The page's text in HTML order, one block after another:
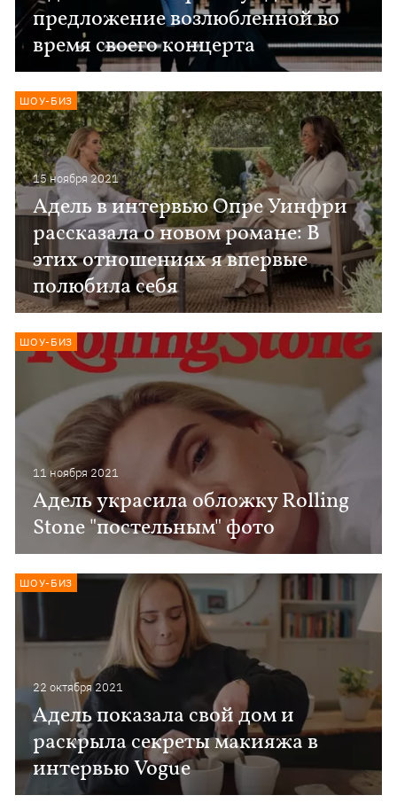
предложение возлюбленной во
время своего концерта
15 ноября 2021
Адель в интервью Опре Уинфри
рассказала о новом романе: В
этих отношениях я впервые
полюбила себя
ШОУ-БИЗ
11 ноября 2021
Адель украсила обложку Rolling
Stone "постельным" фото
ШОУ-БИЗ
22 октября 2021
Адель показала свой дом и
раскрыла секреты макияжа в
интервью Vogue
ШОУ-БИЗ